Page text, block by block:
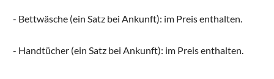
- Bettwäsche (ein Satz bei Ankunft): im Preis enthalten.
- Handtücher (ein Satz bei Ankunft): im Preis enthalten.